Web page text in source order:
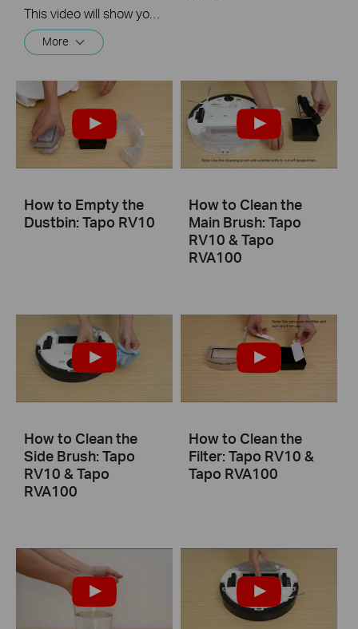
More
How to Empty the
Dustbin: Tapo RV10
How to Clean the
Main Brush: Tapo
RV10 & Tapo
RVA100
How to Clean the
Side Brush: Tapo
RV10 & Tapo
RVA100
How to Clean the
Filter: Tapo RV10 &
Tapo RVA100